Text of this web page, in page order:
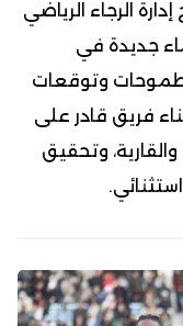
الرجاء الرياضي
جديدة في
طموحات وتوقعات
فريق قادر على
وتحقيق